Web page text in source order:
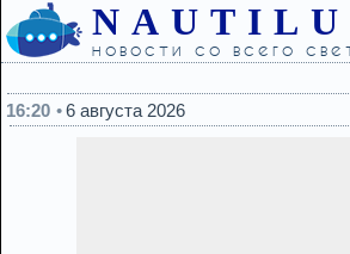
новости со всего
16:20
6 августа 2026